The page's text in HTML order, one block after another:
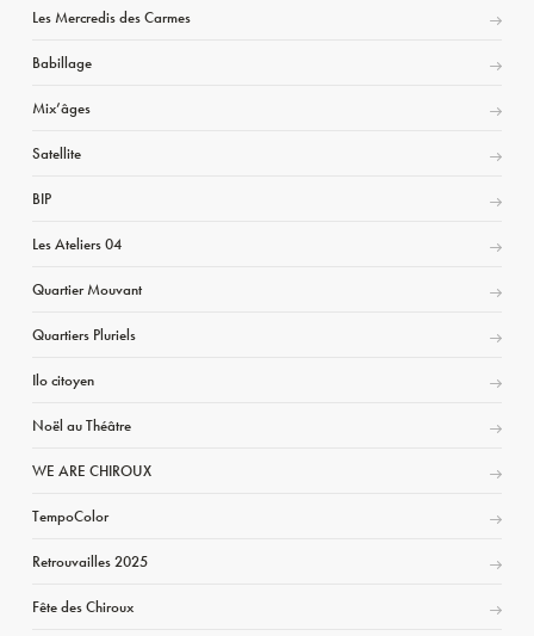
Les Mercredis des Carmes
Babillage
Mix’âges
Satellite
BIP
Les Ateliers 04
Quartier Mouvant
Quartiers Pluriels
Ilo citoyen
Noël au Théâtre
WE ARE CHIROUX
TempoColor
Retrouvailles 2025
Fête des Chiroux